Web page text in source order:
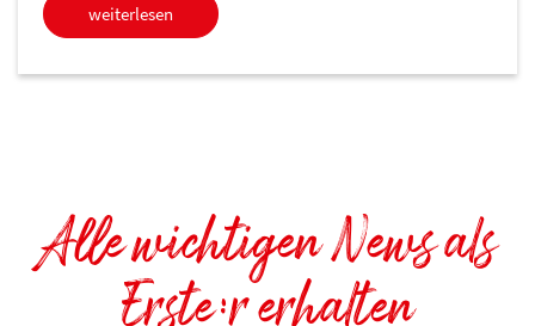
weiterlesen
Alle wichtigen News als